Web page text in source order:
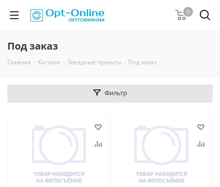
0
Под заказ
Главная - Каталог - Звездные проекты - Под заказ
Фильтр